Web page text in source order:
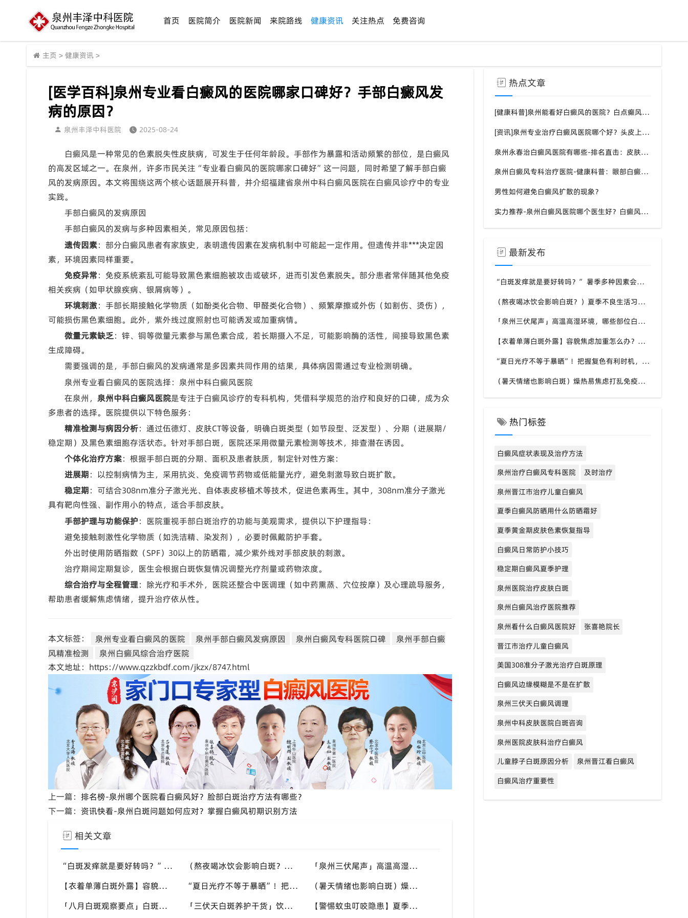
首页 医院简介 医院新闻 来院路线 健康资讯 关注热点 免费咨询
主页 > 健康资讯 >
[医学百科]泉州专业看白癜风的医院哪家口碑好？手部白癜风发
病的原因？
泉州丰泽中科医院 2025-08-24
白癜风是一种常见的色素脱失性皮肤病，可发生于任何年龄段。手部作为暴露和活动频繁的部位，是白癜风
的高发区域之一。在泉州，许多市民关注“专业看白癜风的医院哪家口碑好”这一问题，同时希望了解手部白癜
风的发病原因。本文将围绕这两个核心话题展开科普，并介绍福建省泉州中科白癜风医院在白癜风诊疗中的专业
实践。
手部白癜风的发病原因
手部白癜风的发病与多种因素相关，常见原因包括：
遗传因素：部分白癜风患者有家族史，表明遗传因素在发病机制中可能起一定作用。但遗传并非***决定因
素，环境因素同样重要。
免疫异常：免疫系统紊乱可能导致黑色素细胞被攻击或破坏，进而引发色素脱失。部分患者常伴随其他免疫
相关疾病（如甲状腺疾病、银屑病等）。
环境刺激：手部长期接触化学物质（如酚类化合物、甲醛类化合物）、频繁摩擦或外伤（如割伤、烫伤），
可能损伤黑色素细胞。此外，紫外线过度照射也可能诱发或加重病情。
微量元素缺乏：锌、铜等微量元素参与黑色素合成，若长期摄入不足，可能影响酶的活性，间接导致黑色素
生成障碍。
需要强调的是，手部白癜风的发病通常是多因素共同作用的结果，具体病因需通过专业检测明确。
泉州专业看白癜风的医院选择：泉州中科白癜风医院
在泉州， 泉州中科白癜风医院是专注于白癜风诊疗的专科机构，凭借科学规范的治疗和良好的口碑，成为众
多患者的选择。医院提供以下特色服务：
精准检测与病因分析：通过伍德灯、皮肤CT等设备，明确白斑类型（如节段型、泛发型）、分期（进展期/
稳定期）及黑色素细胞存活状态。针对手部白斑，医院还采用微量元素检测等技术，排查潜在诱因。
个体化治疗方案：根据手部白斑的分期、面积及患者肤质，制定针对性方案：
进展期：以控制病情为主，采用抗炎、免疫调节药物或低能量光疗，避免刺激导致白斑扩散。
稳定期：可结合308nm准分子激光光、自体表皮移植术等技术，促进色素再生。其中，308nm准分子激光
具有靶向性强、副作用小的特点，适合手部皮肤。
手部护理与功能保护：医院重视手部白斑治疗的功能与美观需求，提供以下护理指导：
避免接触刺激性化学物质（如洗洁精、染发剂），必要时佩戴防护手套。
外出时使用防晒指数（SPF）30以上的防晒霜，减少紫外线对手部皮肤的刺激。
治疗期间定期复诊，医生会根据白斑恢复情况调整光疗剂量或药物浓度。
综合治疗与全程管理：除光疗和手术外，医院还整合中医调理（如中药熏蒸、穴位按摩）及心理疏导服务，
帮助患者缓解焦虑情绪，提升治疗依从性。
本文标签： 泉州专业看白癜风的医院 泉州手部白癜风发病原因 泉州白癜风专科医院口碑
泉州手部白癜
风精准检测
泉州白癜风综合治疗医院
本文地址：https://www.qzzkbdf.com/jkzx/8747.html
上一篇： 排名榜-泉州哪个医院看白癜风好？脸部白斑治疗方法有哪些？
下一篇： 资讯快看-泉州白斑问题如何应对？掌握白癜风初期识别方法
相关文章
“白斑发痒就是要好转吗？” 暑季多种因素会引发白斑瘙痒，福建泉州中科白癜风医院教你分清白斑瘙痒诱因 （熬夜喝冰饮会影响白斑？）夏季不良生活习惯扰乱免疫，福建泉州中科白癜风医院提醒白斑患者做好日常养护
「泉州三伏尾声」高温高湿环境，哪些部位白斑更容易扩散？福建泉州中科白癜风医院盘点夏季白斑高发位置
【衣着单薄白斑外露】容貌焦虑加重怎么办？福建泉州中科白癜风医院助力本地白癜风患者科学应对夏季白斑困扰
“夏日光疗不等于暴晒”！把握复色有利时机，福建泉州中科白癜风医院讲讲白癜风夏季诊疗的注意事项
（暑天情绪也影响白斑）燥热易焦虑打乱免疫，福建泉州中科白癜风医院分享白癜风患者夏季情绪调节小技巧
「八月白斑观察要点」白斑边缘模糊是不是进入进展期？福建泉州中科白癜风医院教你辨别白斑病情变化信号
「三伏天白斑养护干货」饮食作息双调节，减少白斑加重诱因，福建泉州中科白癜风医院为福建白斑群体科普实用知识 【警惕蚊虫叮咬隐患】夏季蚊虫多，抓破皮肤易触发同形反应，福建泉州中科白癜风医院提醒白癜风患者做好防蚊护理
热点文章
[健康科普]泉州能看好白癜风的医院？白点癫风需要注意什么饮食？
[资讯]泉州专业治疗白癜风医院哪个好？头皮上有一块白色厚厚的头皮？
泉州永春治白癜风医院有哪些-排名直击：皮肤白斑是什么原因导致的？
泉州白癜风专科治疗医院-健康科普：眼部白癜风症状？
男性如何避免白癜风扩散的现象？
实力推荐-泉州白癜风医院哪个医生好？白癜风症状表现都有什么？
最新发布
“白斑发痒就是要好转吗？” 暑季多种因素会引发白斑瘙痒，福建泉州中科白癜风医院教你分清白斑瘙痒诱因
（熬夜喝冰饮会影响白斑？）夏季不良生活习惯扰乱免疫，福建泉州中科白癜风医院提醒白斑患者做好日常养护
「泉州三伏尾声」高温高湿环境，哪些部位白斑更容易扩散？福建泉州中科白癜风医院盘点夏季白斑高发位置
【衣着单薄白斑外露】容貌焦虑加重怎么办？福建泉州中科白癜风医院助力本地白癜风患者科学应对夏季白斑困扰
“夏日光疗不等于暴晒”！把握复色有利时机，福建泉州中科白癜风医院讲讲白癜风夏季诊疗的注意事项
（暑天情绪也影响白斑）燥热易焦虑打乱免疫，福建泉州中科白癜风医院分享白癜风患者夏季情绪调节小技巧
热门标签
白癜风症状表现及治疗方法
泉州治疗白癜风专科医院
及时治疗
泉州晋江市治疗儿童白癜风
夏季白癜风防晒用什么防晒霜好
夏季黄金期皮肤色素恢复指导
白癜风日常防护小技巧
稳定期白癜风夏季护理
泉州医院治疗皮肤白斑
泉州白癜风治疗医院推荐
泉州看什么白癜风医院好
张喜艳院长
晋江市治疗儿童白癜风
美国308准分子激光治疗白斑原理
白癜风边缘模糊是不是在扩散
泉州三伏天白癜风调理
泉州中科皮肤医院白斑咨询
泉州医院皮肤科治疗白癜风
儿童脖子白斑原因分析
泉州晋江看白癜风
白癜风治疗重要性